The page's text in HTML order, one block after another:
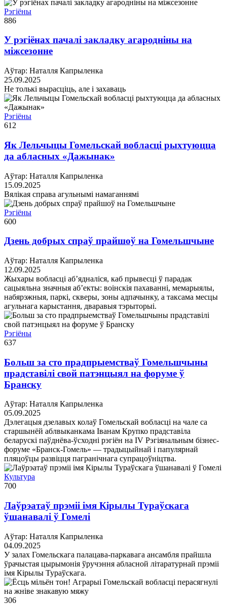
Рэгіёны
886
У рэгіёнах пачалі закладку агародніны на
міжсезонне
Аўтар: Наталля Капрыленка
25.09.2025
Не толькі вырасціць, але і захаваць
Рэгіёны
612
Як Лельчыцы Гомельскай вобласці рыхтуюцца
да абласных «Дажынак»
Аўтар: Наталля Капрыленка
15.09.2025
Вялікая справа агульнымі намаганнямі
Рэгіёны
600
Дзень добрых спраў прайшоў на Гомельшчыне
Аўтар: Наталля Капрыленка
12.09.2025
Жыхары вобласці аб’ядналіся, каб прывесці ў парадак
сацыяльна значныя аб’екты: воінскія пахаванні, мемарыялы,
набярэжныя, паркі, скверы, зоны адпачынку, а таксама месцы
агульнага карыстання, дваравыя тэрыторыі.
Рэгіёны
637
Больш за сто прадпрыемстваў Гомельшчыны
прадставілі свой патэнцыял на форуме ў
Бранску
Аўтар: Наталля Капрыленка
05.09.2025
Дэлегацыя дзелавых колаў Гомельскай вобласці на чале са
старшынёй аблвыканкама Іванам Крупко прадставіла
беларускі паўднёва-ўсходні рэгіён на IV Рэгіянальным бізнес-
форуме «Бранск-Гомель» — традыцыйнай і папулярнай
пляцоўцы развіцця пагранічнага супрацоўніцтва.
Культура
700
Лаўрэатаў прэміі імя Кірылы Тураўскага
ўшанавалі ў Гомелі
Аўтар: Наталля Капрыленка
04.09.2025
У залах Гомельскага палацава-паркавага ансамбля прайшла
ўрачыстая цырымонія ўручэння абласной літаратурнай прэміі
імя Кірылы Тураўскага.
306